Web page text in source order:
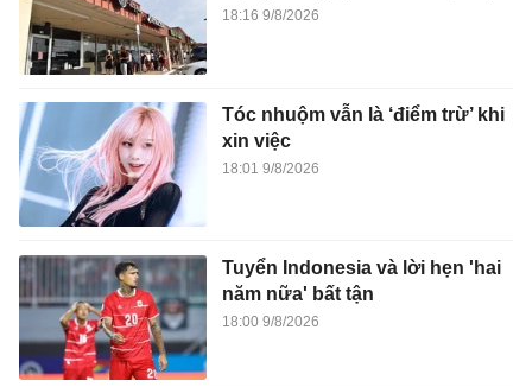
18:16 9/8/2026
Tóc nhuộm vẫn là ‘điểm trừ’ khi
xin việc
18:01 9/8/2026
Tuyển Indonesia và lời hẹn 'hai
năm nữa' bất tận
18:00 9/8/2026